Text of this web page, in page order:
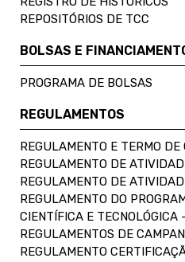
REPOSITÓRIOS DE TCC
BOLSAS E
PROGRAMA DE BOLSAS
REGULAMENTOS
REGULAMENTO E TERMO DE
REGULAMENTO DE
REGULAMENTO DE
REGULAMENTO DO
CIENTÍFICA E TECNOLÓGICA
REGULAMENTOS DE
REGULAMENTO